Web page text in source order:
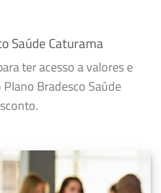
Saúde Caturama
ter acesso a valores e
Bradesco Saúde